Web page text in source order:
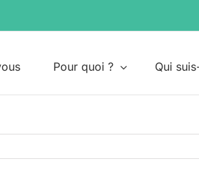
Pour quoi ? Qui